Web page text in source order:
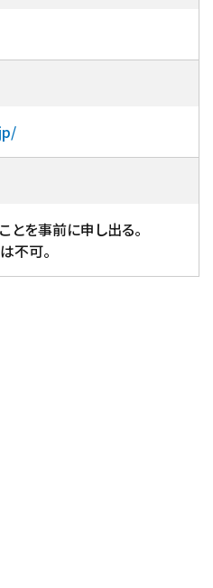
を事前に申し出る。
不可。